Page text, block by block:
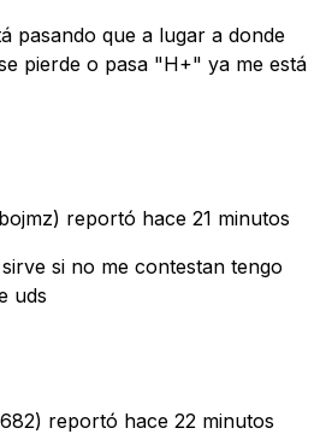
pasando que a lugar a donde
pierde o pasa "H+" ya me está
reportó hace 21 minutos
si no me contestan tengo
uds
reportó hace 22 minutos